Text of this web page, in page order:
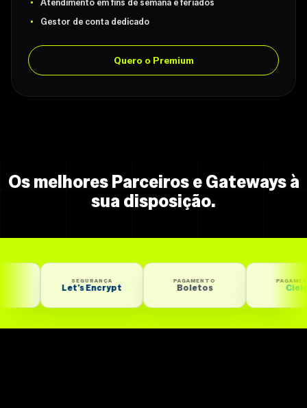
Atendimento em fins de semana e feriados
Gestor de conta dedicado
Quero o Premium
Os melhores Parceiros e Gateways à
sua disposição.
SEGURANÇA
Let’s Encrypt
PAGAMENTO
Boletos
PAGAMENTO